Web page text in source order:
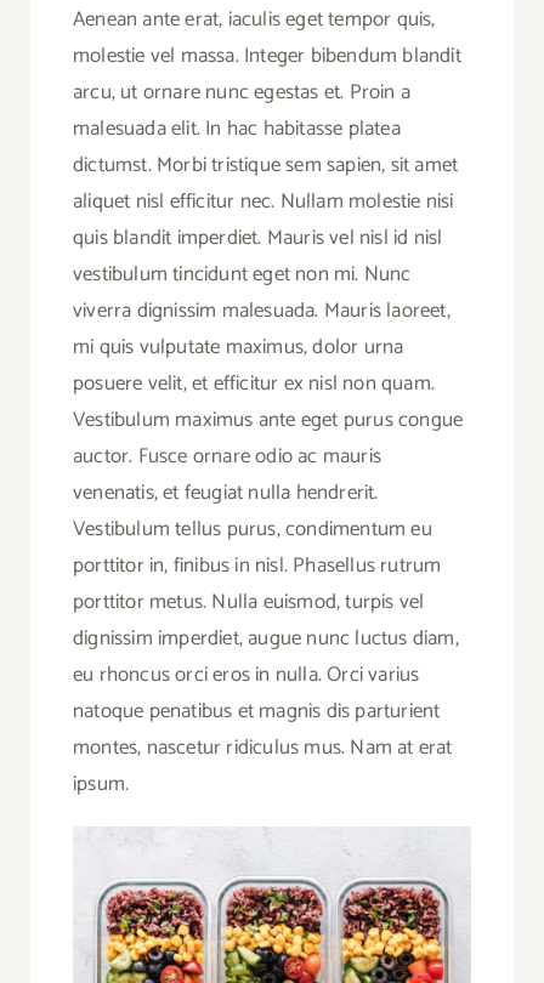
Aenean ante erat, iaculis eget tempor quis,
molestie vel massa. Integer bibendum blandit
arcu, ut ornare nunc egestas et. Proin a
malesuada elit. In hac habitasse platea
dictumst. Morbi tristique sem sapien, sit amet
aliquet nisl efficitur nec. Nullam molestie nisi
quis blandit imperdiet. Mauris vel nisl id nisl
vestibulum tincidunt eget non mi. Nunc
viverra dignissim malesuada. Mauris laoreet,
mi quis vulputate maximus, dolor urna
posuere velit, et efficitur ex nisl non quam.
Vestibulum maximus ante eget purus congue
auctor. Fusce ornare odio ac mauris
venenatis, et feugiat nulla hendrerit.
Vestibulum tellus purus, condimentum eu
porttitor in, finibus in nisl. Phasellus rutrum
porttitor metus. Nulla euismod, turpis vel
dignissim imperdiet, augue nunc luctus diam,
eu rhoncus orci eros in nulla. Orci varius
natoque penatibus et magnis dis parturient
montes, nascetur ridiculus mus. Nam at erat
ipsum.